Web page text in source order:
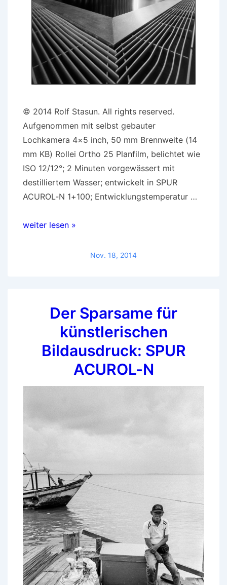
© 2014 Rolf Stasun. All rights reserved.
Aufgenommen mit selbst gebauter
Lochkamera 4×5 inch, 50 mm Brennweite (14
mm KB) Rollei Ortho 25 Planfilm, belichtet wie
ISO 12/12°; 2 Minuten vorgewässert mit
destilliertem Wasser; entwickelt in SPUR
ACUROL-N 1+100; Entwicklungstemperatur …
Beispielbild:
weiter lesen »
Nov. 18, 2014
Der Sparsame für
künstlerischen
Bildausdruck: SPUR
ACUROL-N